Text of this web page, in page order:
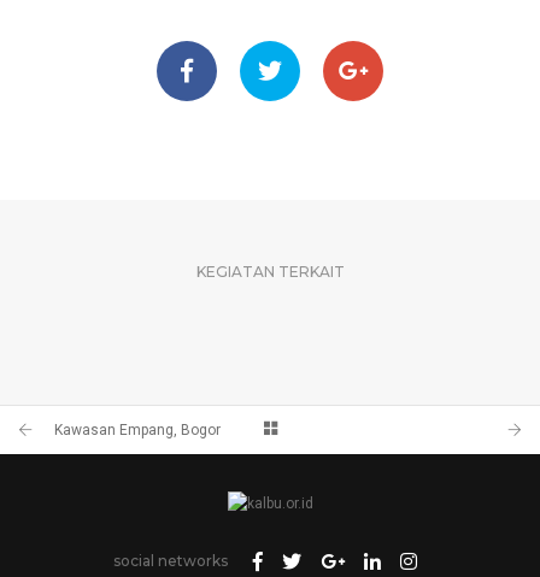
KEGIATAN TERKAIT
Kawasan Empang, Bogor
social networks